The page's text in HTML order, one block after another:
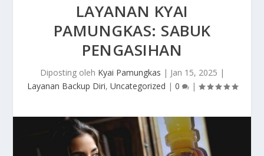
LAYANAN KYAI
PAMUNGKAS: SABUK
PENGASIHAN
Diposting oleh Kyai Pamungkas | Jan 15, 2025 |
Layanan Backup Diri, Uncategorized | 0 |